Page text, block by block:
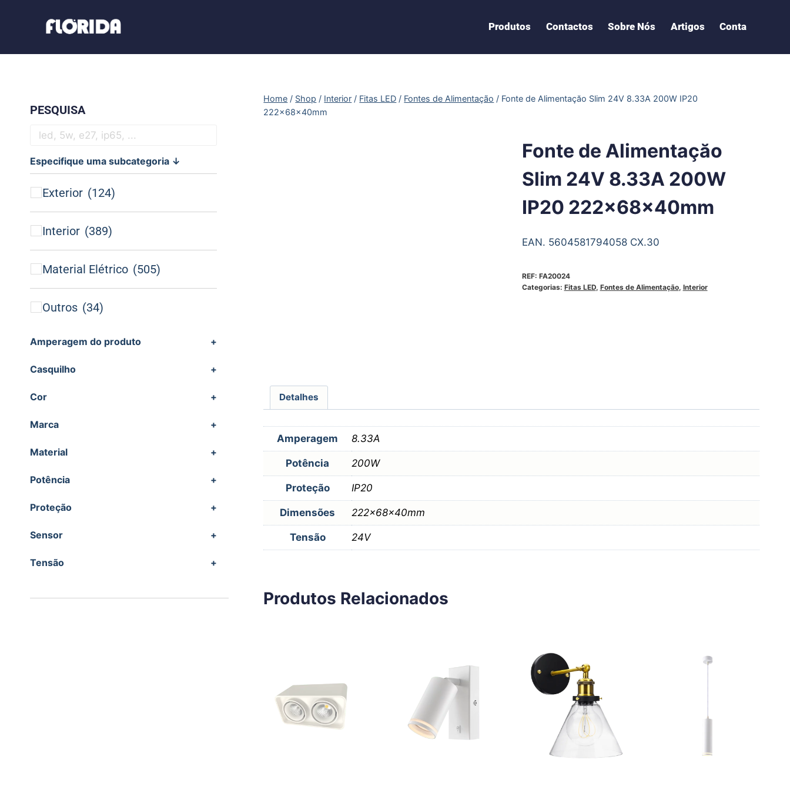
Produtos Contactos Sobre Nós Artigos Conta
Home / Shop / Interior / Fitas LED / Fontes de Alimentação / Fonte de Alimentaçăo Slim 24V 8.33A 200W IP20
222x68x40mm
Fonte de Alimentaçăo
Slim 24V 8.33A 200W
IP20 222x68x40mm
EAN. 5604581794058 CX.30
REF: FA20024
Categorias: Fitas LED, Fontes de Alimentação, Interior
Detalhes
Amperagem 8.33A
Potência 200W
Proteção IP20
Dimensões 222x68x40mm
Tensão 24V
Produtos Relacionados
PESQUISA
Especifique uma subcategoria ↓
Exterior (124)
Interior (389)
Material Elétrico (505)
Outros (34)
Amperagem do produto +
Casquilho +
Cor +
Marca +
Material +
Potência +
Proteção +
Sensor +
Tensão +